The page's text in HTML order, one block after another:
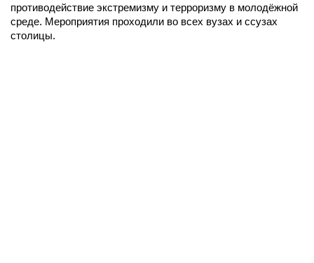
противодействие экстремизму и терроризму в молодёжной
среде. Мероприятия проходили во всех вузах и ссузах
столицы.